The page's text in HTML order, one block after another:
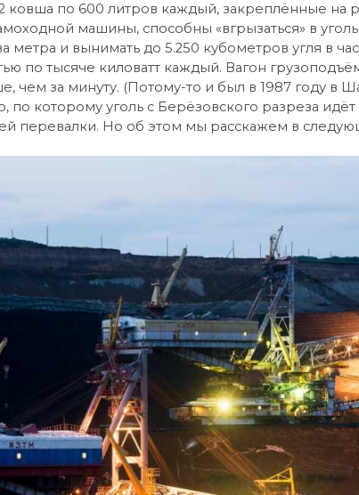
ковша по 600 литров каждый, закреплённые на
машины, способны «вгрызаться» в
метра и вынимать до 5.250 кубометров угля в
по тысяче киловатт каждый. Вагон
чем за минуту. (Потому-то и был в 1987 году в
по которому уголь с Берёзовского разреза
перевалки. Но об этом мы расскажем в